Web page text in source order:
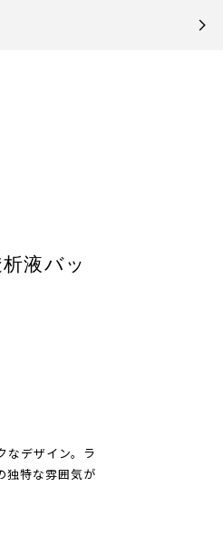
液バッ
なデザイン。ラ
独特な雰囲気が